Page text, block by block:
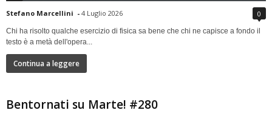
Stefano Marcellini - 4 Luglio 2026 0
Chi ha risolto qualche esercizio di fisica sa bene che chi ne capisce a fondo il
testo è a metà dell'opera...
Continua a leggere
Bentornati su Marte! #280